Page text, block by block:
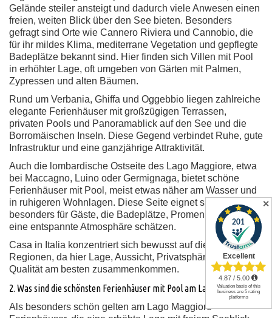
Gelände steiler ansteigt und dadurch viele Anwesen einen
freien, weiten Blick über den See bieten. Besonders
gefragt sind Orte wie Cannero Riviera und Cannobio, die
für ihr mildes Klima, mediterrane Vegetation und gepflegte
Badeplätze bekannt sind. Hier finden sich Villen mit Pool
in erhöhter Lage, oft umgeben von Gärten mit Palmen,
Zypressen und alten Bäumen.
Rund um Verbania, Ghiffa und Oggebbio liegen zahlreiche
elegante Ferienhäuser mit großzügigen Terrassen,
privaten Pools und Panoramablick auf den See und die
Borromäischen Inseln. Diese Gegend verbindet Ruhe, gute
Infrastruktur und eine ganzjährige Attraktivität.
Auch die lombardische Ostseite des Lago Maggiore, etwa
bei Maccagno, Luino oder Germignaga, bietet schöne
Ferienhäuser mit Pool, meist etwas näher am Wasser und
in ruhigeren Wohnlagen. Diese Seite eignet sich
besonders für Gäste, die Badeplätze, Promenaden und
eine entspannte Atmosphäre schätzen.
Casa in Italia konzentriert sich bewusst auf diese
Regionen, da hier Lage, Aussicht, Privatsphäre und
Qualität am besten zusammenkommen.
2. Was sind die schönsten Ferienhäuser mit Pool am Lago Maggiore?
Als besonders schön gelten am Lago Maggiore
✕